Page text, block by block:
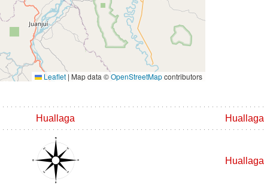
Leaflet | Map data ©OpenStreetMapcontributors
Huallaga Huallaga
Huallaga